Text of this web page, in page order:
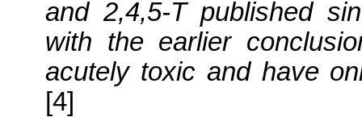
and 2,4,5-T published
with the earlier
acutely toxic and have
[4]